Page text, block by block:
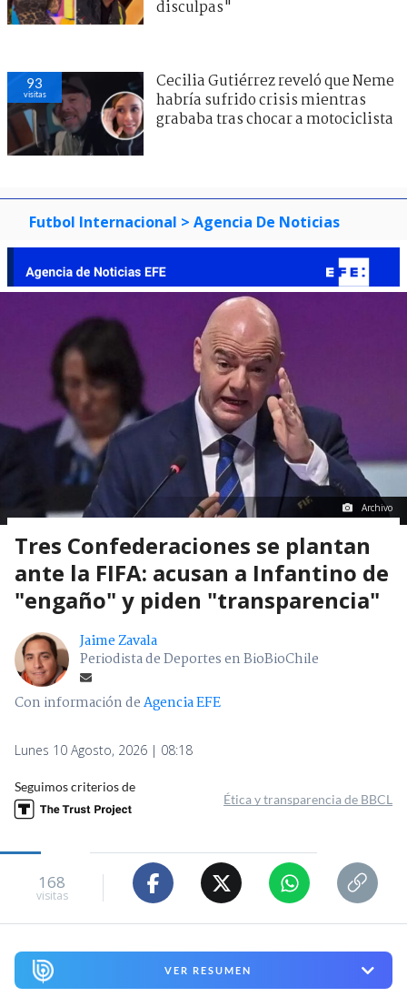
disculpas"
93
visitas
Cecilia Gutiérrez reveló que Neme
habría sufrido crisis mientras
grababa tras chocar a motociclista
Futbol Internacional > Agencia De Noticias
Archivo
Tres Confederaciones se plantan
ante la FIFA: acusan a Infantino de
"engaño" y piden "transparencia"
Jaime Zavala
Periodista de Deportes en BioBioChile
Con información deAgencia EFE
Lunes 10 Agosto, 2026 | 08:18
Seguimos criterios de
Ética y transparencia de BBCL
168
visitas
VER RESUMEN